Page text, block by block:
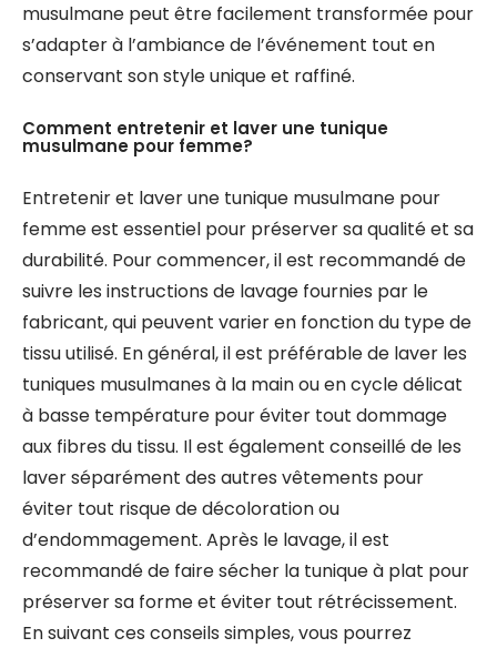
musulmane peut être facilement transformée pour
s’adapter à l’ambiance de l’événement tout en
conservant son style unique et raffiné.
Comment entretenir et laver une tunique
musulmane pour femme?
Entretenir et laver une tunique musulmane pour
femme est essentiel pour préserver sa qualité et sa
durabilité. Pour commencer, il est recommandé de
suivre les instructions de lavage fournies par le
fabricant, qui peuvent varier en fonction du type de
tissu utilisé. En général, il est préférable de laver les
tuniques musulmanes à la main ou en cycle délicat
à basse température pour éviter tout dommage
aux fibres du tissu. Il est également conseillé de les
laver séparément des autres vêtements pour
éviter tout risque de décoloration ou
d’endommagement. Après le lavage, il est
recommandé de faire sécher la tunique à plat pour
préserver sa forme et éviter tout rétrécissement.
En suivant ces conseils simples, vous pourrez